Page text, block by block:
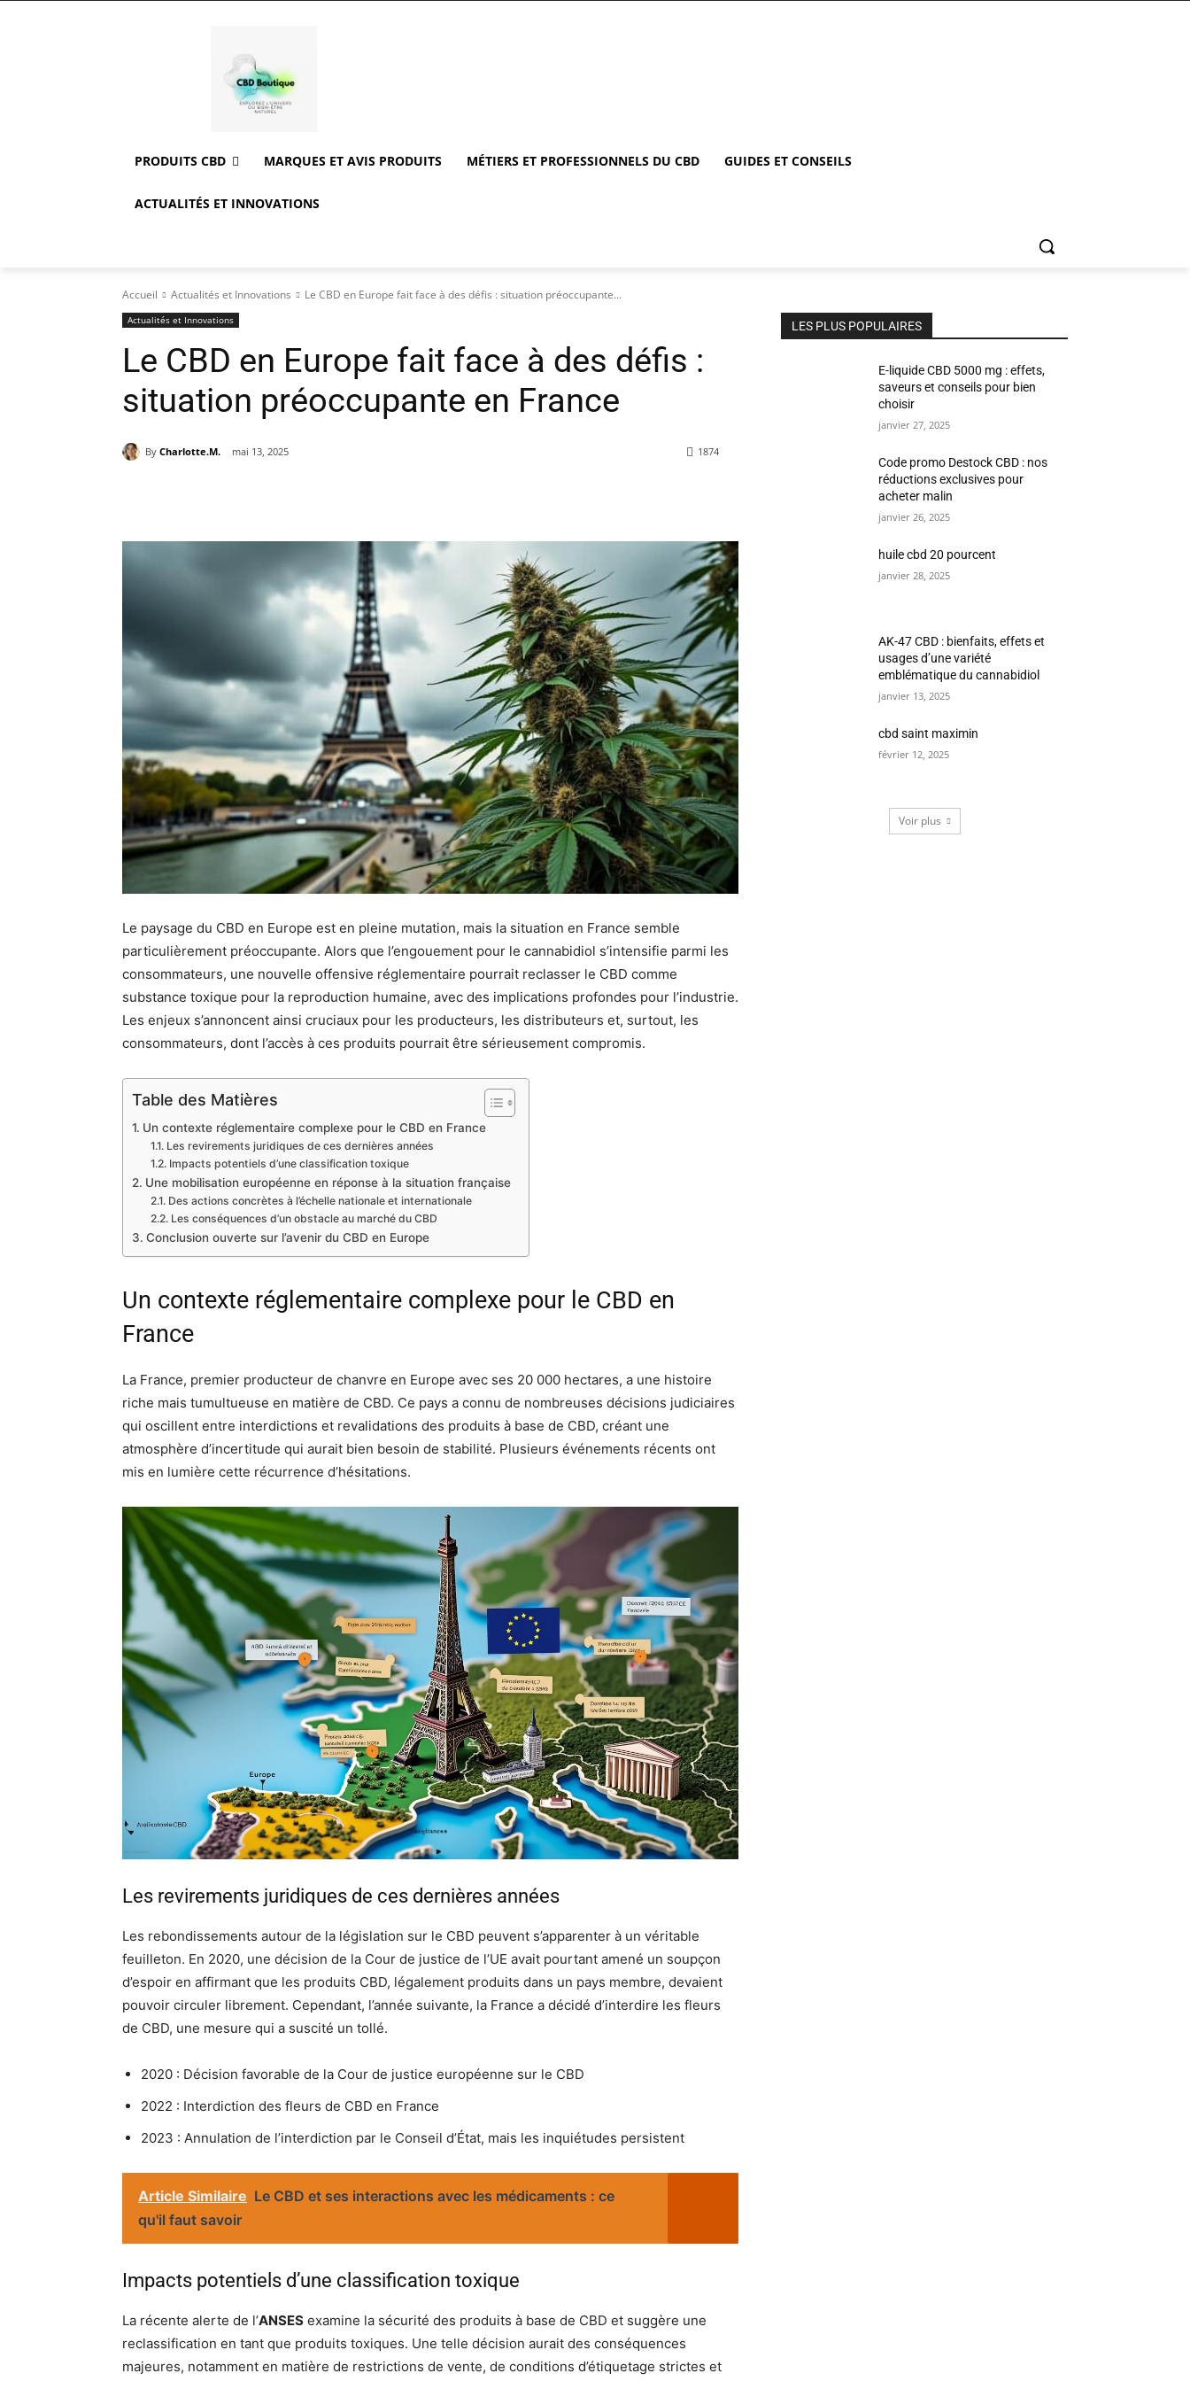
PRODUITS CBD MARQUES ET AVIS PRODUITS MÉTIERS ET PROFESSIONNELS DU CBD GUIDES ET CONSEILS
ACTUALITÉS ET INNOVATIONS
Accueil Actualités et Innovations Le CBD en Europe fait face à des défis : situation préoccupante...
Actualités et Innovations
Le CBD en Europe fait face à des défis :
situation préoccupante en France
By Charlotte.M. mai 13, 2025 1874
Le paysage du CBD en Europe est en pleine mutation, mais la situation en France semble
particulièrement préoccupante. Alors que l’engouement pour le cannabidiol s’intensifie parmi les
consommateurs, une nouvelle offensive réglementaire pourrait reclasser le CBD comme
substance toxique pour la reproduction humaine, avec des implications profondes pour l’industrie.
Les enjeux s’annoncent ainsi cruciaux pour les producteurs, les distributeurs et, surtout, les
consommateurs, dont l’accès à ces produits pourrait être sérieusement compromis.
Table des Matières
Un contexte réglementaire complexe pour le CBD en France
Les revirements juridiques de ces dernières années
Impacts potentiels d’une classification toxique
Une mobilisation européenne en réponse à la situation française
Des actions concrètes à l’échelle nationale et internationale
Les conséquences d’un obstacle au marché du CBD
Conclusion ouverte sur l’avenir du CBD en Europe
Un contexte réglementaire complexe pour le CBD en
France
La France, premier producteur de chanvre en Europe avec ses 20 000 hectares, a une histoire
riche mais tumultueuse en matière de CBD. Ce pays a connu de nombreuses décisions judiciaires
qui oscillent entre interdictions et revalidations des produits à base de CBD, créant une
atmosphère d’incertitude qui aurait bien besoin de stabilité. Plusieurs événements récents ont
mis en lumière cette récurrence d’hésitations.
Les revirements juridiques de ces dernières années
Les rebondissements autour de la législation sur le CBD peuvent s’apparenter à un véritable
feuilleton. En 2020, une décision de la Cour de justice de l’UE avait pourtant amené un soupçon
d’espoir en affirmant que les produits CBD, légalement produits dans un pays membre, devaient
pouvoir circuler librement. Cependant, l’année suivante, la France a décidé d’interdire les fleurs
de CBD, une mesure qui a suscité un tollé.
2020 : Décision favorable de la Cour de justice européenne sur le CBD
2022 : Interdiction des fleurs de CBD en France
2023 : Annulation de l’interdiction par le Conseil d’État, mais les inquiétudes persistent
Article Similaire Le CBD et ses interactions avec les médicaments : ce
qu'il faut savoir
Impacts potentiels d’une classification toxique
La récente alerte de l’ANSES examine la sécurité des produits à base de CBD et suggère une
reclassification en tant que produits toxiques. Une telle décision aurait des conséquences
majeures, notamment en matière de restrictions de vente, de conditions d’étiquetage strictes et
LES PLUS POPULAIRES
E-liquide CBD 5000 mg : effets,
saveurs et conseils pour bien
choisir
janvier 27, 2025
Code promo Destock CBD : nos
réductions exclusives pour
acheter malin
janvier 26, 2025
huile cbd 20 pourcent
janvier 28, 2025
AK-47 CBD : bienfaits, effets et
usages d’une variété
emblématique du cannabidiol
janvier 13, 2025
cbd saint maximin
février 12, 2025
Voir plus